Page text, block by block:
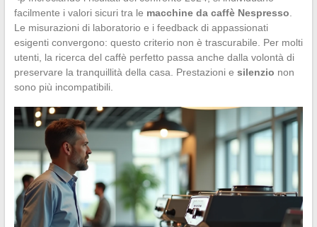
facilmente i valori sicuri tra le macchine da caffè Nespresso
Le misurazioni di laboratorio e i feedback di appassionati
esigenti convergono: questo criterio non è trascurabile. Per molti
utenti, la ricerca del caffè perfetto passa anche dalla volontà di
preservare la tranquillità della casa. Prestazioni e silenzio non
sono più incompatibili.